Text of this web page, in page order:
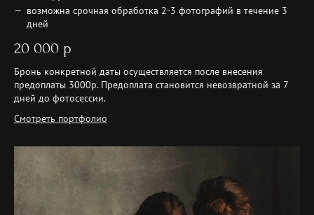
возможна срочная обработка 2-3 фотографий в течение 3
дней
20 000 р
Бронь конкретной даты осуществляется после внесения
предоплаты 3000р. Предоплата становится невозвратной за 7
дней до фотосессии.
Смотреть портфолио